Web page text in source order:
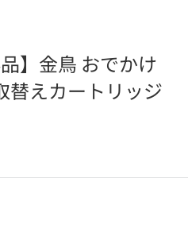
】金鳥 おでかけ
替えカートリッジ